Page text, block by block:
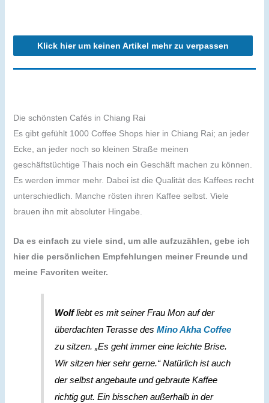
Klick hier um keinen Artikel mehr zu verpassen
Die schönsten Cafés in Chiang Rai
Es gibt gefühlt 1000 Coffee Shops hier in Chiang Rai; an jeder
Ecke, an jeder noch so kleinen Straße meinen
geschäftstüchtige Thais noch ein Geschäft machen zu können.
Es werden immer mehr. Dabei ist die Qualität des Kaffees recht
unterschiedlich. Manche rösten ihren Kaffee selbst. Viele
brauen ihn mit absoluter Hingabe.
Da es einfach zu viele sind, um alle aufzuzählen, gebe ich
hier die persönlichen Empfehlungen meiner Freunde und
meine Favoriten weiter.
Wolfliebt es mit seiner Frau Mon auf der
überdachten Terasse desMino Akha Coffee
zu sitzen. „Es geht immer eine leichte Brise.
Wir sitzen hier sehr gerne.“ Natürlich ist auch
der selbst angebaute und gebraute Kaffee
richtig gut. Ein bisschen außerhalb in der